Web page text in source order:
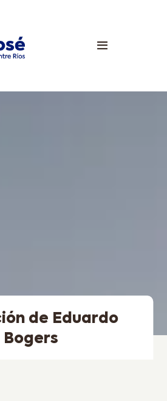
de Eduardo
Bogers